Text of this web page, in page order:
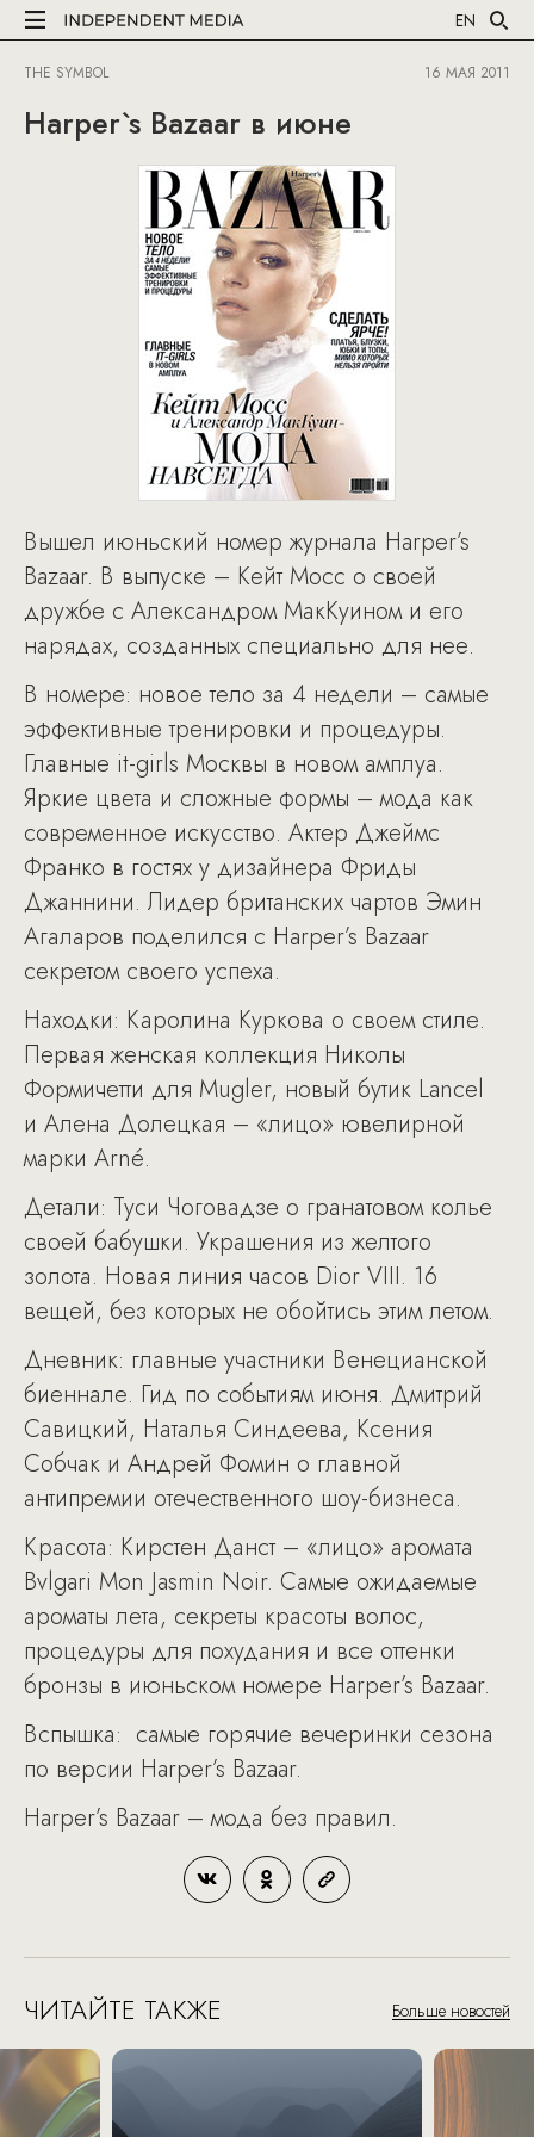
EN
THE SYMBOL 16 МАЯ 2011
Harper`s Bazaar в июне
Вышел июньский номер журнала Harper’s
Bazaar. В выпуске – Кейт Мосс о своей
дружбе с Александром МакКуином и его
нарядах, созданных специально для нее.
В номере: новое тело за 4 недели – самые
эффективные тренировки и процедуры.
Главные it-girls Москвы в новом амплуа.
Яркие цвета и сложные формы – мода как
современное искусство. Актер Джеймс
Франко в гостях у дизайнера Фриды
Джаннини. Лидер британских чартов Эмин
Агаларов поделился с Harper’s Bazaar
секретом своего успеха.
Находки: Каролина Куркова о своем стиле.
Первая женская коллекция Николы
Формичетти для Mugler, новый бутик Lancel
и Алена Долецкая – «лицо» ювелирной
марки Arné.
Детали: Туси Чоговадзе о гранатовом колье
своей бабушки. Украшения из желтого
золота. Новая линия часов Dior VIII. 16
вещей, без которых не обойтись этим летом.
Дневник: главные участники Венецианской
биеннале. Гид по событиям июня. Дмитрий
Савицкий, Наталья Синдеева, Ксения
Собчак и Андрей Фомин о главной
антипремии отечественного шоу-бизнеса.
Красота: Кирстен Данст – «лицо» аромата
Bvlgari Mon Jasmin Noir. Самые ожидаемые
ароматы лета, секреты красоты волос,
процедуры для похудания и все оттенки
бронзы в июньском номере Harper’s Bazaar.
Вспышка: самые горячие вечеринки сезона
по версии Harper’s Bazaar.
Harper’s Bazaar – мода без правил.
ЧИТАЙТЕ ТАКЖЕ Больше новостей